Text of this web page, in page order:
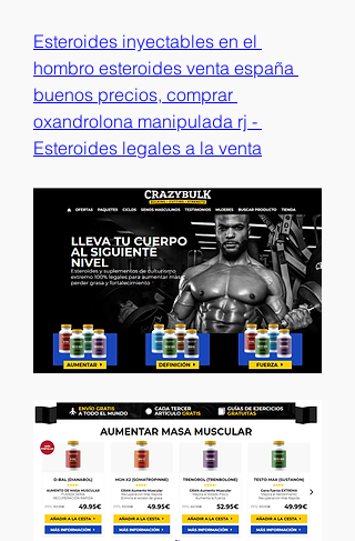
Esteroides inyectables en el
hombro esteroides venta españa
buenos precios, comprar
oxandrolona manipulada rj -
Esteroides legales a la venta